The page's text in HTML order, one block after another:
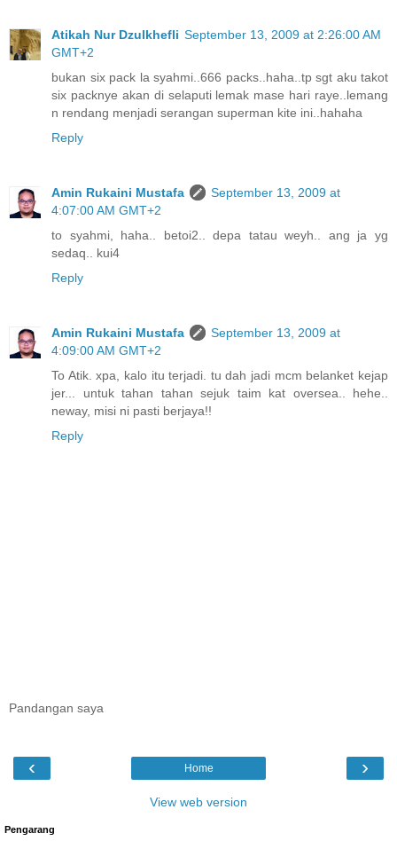
Atikah Nur Dzulkhefli September 13, 2009 at 2:26:00 AM
GMT+2
bukan six pack la syahmi..666 packs..haha..tp sgt aku takot
six packnye akan di selaputi lemak mase hari raye..lemang
n rendang menjadi serangan superman kite ini..hahaha
Reply
Amin Rukaini Mustafa
September 13, 2009 at
4:07:00 AM GMT+2
to syahmi, haha.. betoi2.. depa tatau weyh.. ang ja yg
sedaq.. kui4
Reply
Amin Rukaini Mustafa
September 13, 2009 at
4:09:00 AM GMT+2
To Atik. xpa, kalo itu terjadi. tu dah jadi mcm belanket kejap
jer... untuk tahan tahan sejuk taim kat oversea.. hehe..
neway, misi ni pasti berjaya!!
Reply
Pandangan saya
‹ ›
Home
View web version
Pengarang